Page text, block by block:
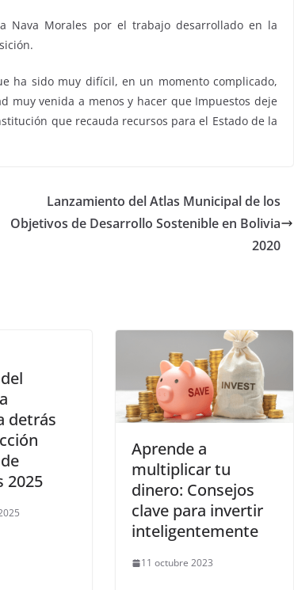
Nava Morales por el trabajo desarrollado en la
ha sido muy difícil, en un momento complicado,
venida a menos y hacer que Impuestos deje
que recauda recursos para el Estado de la
Lanzamiento del Atlas Municipal de los
Objetivos de Desarrollo Sostenible en Bolivia
2020
detrás
2025
Aprende a
multiplicar tu
dinero: Consejos
clave para invertir
inteligentemente
11 octubre 2023